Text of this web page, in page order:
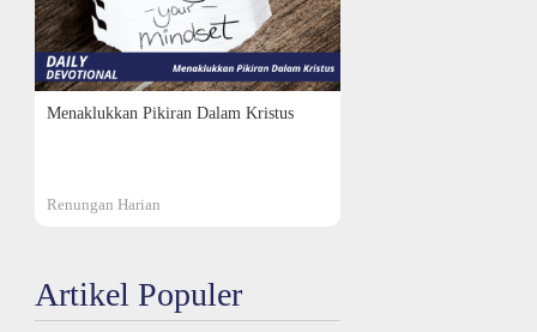
Menaklukkan Pikiran Dalam Kristus
Renungan Harian
Artikel Populer